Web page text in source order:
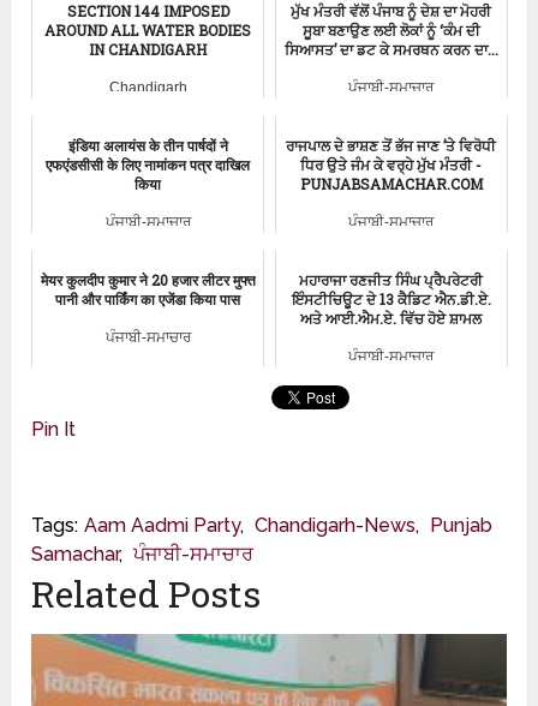
SECTION 144 IMPOSED
AROUND ALL WATER BODIES
IN CHANDIGARH
Chandigarh
ਮੁੱਖ ਮੰਤਰੀ ਵੱਲੋਂ ਪੰਜਾਬ ਨੂੰ ਦੇਸ਼ ਦਾ ਮੋਹਰੀ
ਸੂਬਾ ਬਣਾਉਣ ਲਈ ਲੋਕਾਂ ਨੂੰ ‘ਕੰਮ ਦੀ
ਸਿਆਸਤ’ ਦਾ ਡਟ ਕੇ ਸਮਰਥਨ ਕਰਨ ਦਾ...
ਪੰਜਾਬੀ-ਸਮਾਚਾਰ
इंडिया अलायंस के तीन पार्षदों ने
एफएंडसीसी के लिए नामांकन पत्र दाखिल
किया
ਪੰਜਾਬੀ-ਸਮਾਚਾਰ
ਰਾਜਪਾਲ ਦੇ ਭਾਸ਼ਣ ਤੋਂ ਭੱਜ ਜਾਣ ’ਤੇ ਵਿਰੋਧੀ
ਧਿਰ ਉਤੇ ਜੰਮ ਕੇ ਵਰ੍ਹੇ ਮੁੱਖ ਮੰਤਰੀ -
PUNJABSAMACHAR.COM
ਪੰਜਾਬੀ-ਸਮਾਚਾਰ
मेयर कुलदीप कुमार ने 20 हजार लीटर मुफ्त
पानी और पार्किंग का एजेंडा किया पास
ਪੰਜਾਬੀ-ਸਮਾਚਾਰ
ਮਹਾਰਾਜਾ ਰਣਜੀਤ ਸਿੰਘ ਪ੍ਰੈਪਰੇਟਰੀ
ਇੰਸਟੀਚਿਊਟ ਦੇ 13 ਕੈਡਿਟ ਐਨ.ਡੀ.ਏ.
ਅਤੇ ਆਈ.ਐਮ.ਏ. ਵਿੱਚ ਹੋਏ ਸ਼ਾਮਲ
ਪੰਜਾਬੀ-ਸਮਾਚਾਰ
Pin It
Tags: Aam Aadmi Party, Chandigarh-News,
Punjab
Samachar, ਪੰਜਾਬੀ-ਸਮਾਚਾਰ
Related Posts